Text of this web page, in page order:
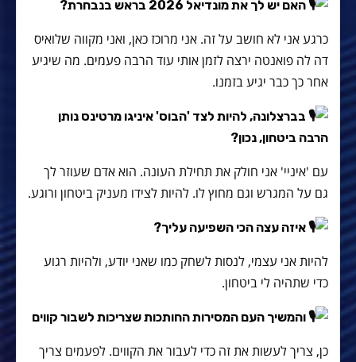
האם יש לך את מונדיאל 2026 בראש בנבחרת?
כרגע אני לא חושב על זה. אני מרוכז כאן, ואני מקווה שלואיס
דה לה פואנטה ירצה לזמן אותי עוד הרבה פעמים. מה שיגיע
אחר כך כבר יגיע בזמנו.
בברצלונה, להיות לצד 'הבוס' איניגו מרטינס נותן
הרבה ביטחון, נכון?
עם 'איניי' אני חולק את תחילת העונה. הוא אדם שעוזר לך
גם על המגרש וגם מחוץ לו. להיות לצידו מעניק ביטחון ורוגע.
איזה עצה הכי השפיעה עליך?
להיות אני עצמי, לנסות לשחק כמו שאני יודע, ולהיות רגוע
כדי שתהיה לי ביטחון.
והמשיך העם המסירות החותכות שצריכות לשבור קווים
כן, צריך לעשות את זה כדי לעבור את הקווים. לפעמים צריך